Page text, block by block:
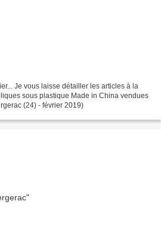
Je vous laisse détailler les articles à la
sous plastique Made in China vendues
(24) - février 2019)